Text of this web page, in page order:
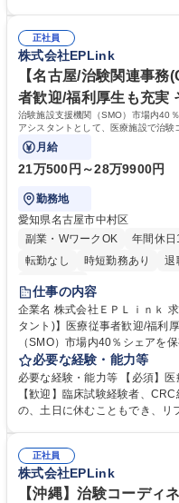
のためプライベートと仕事の両
0%以上、育児補助支援金等もあります。 募集職種 【兵
ネーター(CRC)未経験歓迎/週
ョン能力や、カルテを読む力、
明ができる点、などを活かして
e-learning受講後に導入研修を
JTとなります。OJT期間は平均約3ヶ月。 学歴・資格
高専 短大 専修学校 語学力： 資
正社員
株式会社EPLink
【名古屋/治験関連事
者歓迎/福利厚生も充実
治験施設支援機関（SMO）市場内40
アシスタントとして、医療施設で治験
せします。
月給
21万500円～28万9900円
勤務地
愛知県名古屋市中村区
副業・WワークOK
年間休
転勤なし
時短勤務あり 退
土日祝休み
仕事の内容
企業名 株式会社ＥＰＬｉｎｋ 求人名 【名古屋/治験関連事務(CRCアシス
タント)】医療従事者歓迎/福利厚生も充実◎ 仕事の
（SMO）市場内40％シェアを
シスタントとして、医療施設で
業務をお任せします。 ■治験検査関係準備（検査資材管理、検体管理に係
る事務処理一般業務） ■院内各
力補助（カルテからのデータ入
職種 【名古屋/治験関連事務
生も充実◎
必要な経験・能力等
必要な経験・能力等 【必須】
【歓迎】臨床試験経験者、CRC経験者 【魅力】担当施設
の、土日に休むこともでき、リ
や法改正に応じた臨時研修を実
た事例検討会を通じて経験値や
を行っています。 学歴・資格 学歴：大学院 大学 高専 短大 専修学校 語学
正社員
株式会社EPLink
【沖縄】治験コーディ